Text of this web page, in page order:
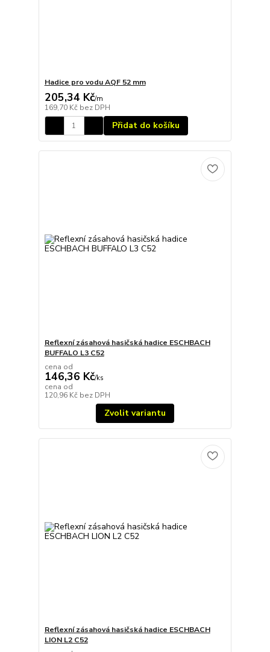
Hadice pro vodu AQF 52 mm
205,34 Kč/m
169,70 Kč bez DPH
Přidat do košíku
Reflexní zásahová hasičská hadice ESCHBACH
BUFFALO L3 C52
cena od
146,36 Kč/ks
cena od
120,96 Kč bez DPH
Zvolit variantu
Reflexní zásahová hasičská hadice ESCHBACH
LION L2 C52